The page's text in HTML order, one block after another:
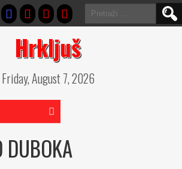
Pretraga:
Hrkljuš
Friday, August 7, 2026
DUBOKA